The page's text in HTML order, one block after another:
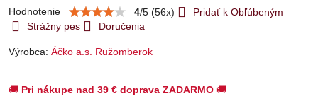
Hodnotenie 4/5 (56x)
Pridať k Obľúbeným
Strážny pes
Doručenia
Výrobca: Áčko a.s. Ružomberok
🚚 Pri nákupe nad 39 € doprava ZADARMO 🚚